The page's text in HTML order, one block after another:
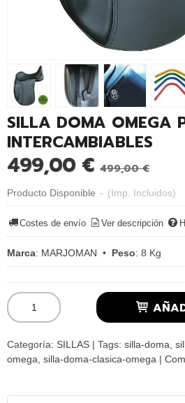
SILLA DOMA OMEGA
INTERCAMBIABLES
499,00 € 499,00 €
Producto Disponible - (Imp. Incluidos)
Costes de envío Ver descripción
Marca: MARJOMAN • Peso: 8 Kg
Categoría: SILLAS | Tags: silla-doma
omega silla-doma-clasica-omega |